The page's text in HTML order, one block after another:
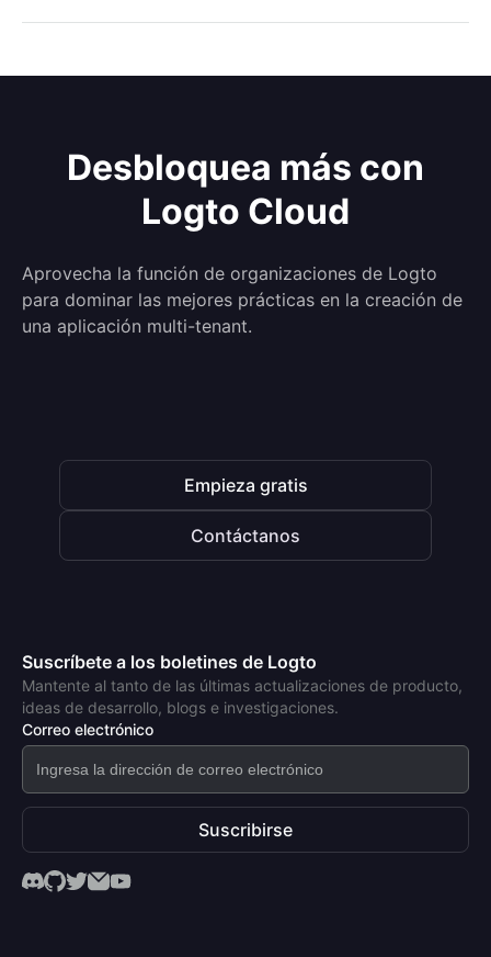
Desbloquea más con
Logto Cloud
Aprovecha la función de organizaciones de Logto
para dominar las mejores prácticas en la creación de
una aplicación multi-tenant.
Empieza gratis
Contáctanos
Suscríbete a los boletines de Logto
Mantente al tanto de las últimas actualizaciones de producto,
ideas de desarrollo, blogs e investigaciones.
Correo electrónico
Suscribirse